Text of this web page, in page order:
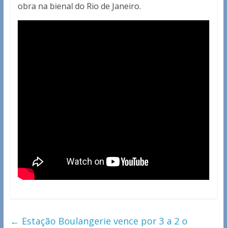
obra na bienal do Rio de Janeiro.
← Estação Boulangerie vence por 3 a 2 o